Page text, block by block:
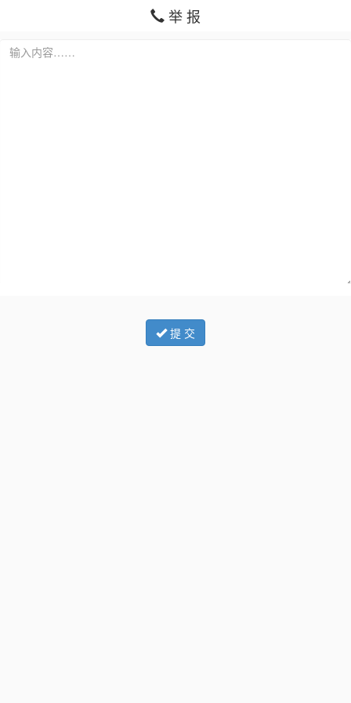
举 报
提 交